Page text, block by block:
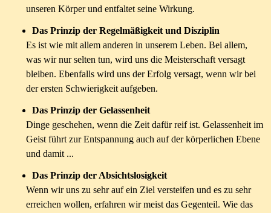
unseren Körper und entfaltet seine Wirkung.
Das Prinzip der Regelmäßigkeit und Disziplin
Es ist wie mit allem anderen in unserem Leben. Bei allem,
was wir nur selten tun, wird uns die Meisterschaft versagt
bleiben. Ebenfalls wird uns der Erfolg versagt, wenn wir bei
der ersten Schwierigkeit aufgeben.
Das Prinzip der Gelassenheit
Dinge geschehen, wenn die Zeit dafür reif ist. Gelassenheit im
Geist führt zur Entspannung auch auf der körperlichen Ebene
und damit ...
Das Prinzip der Absichtslosigkeit
Wenn wir uns zu sehr auf ein Ziel versteifen und es zu sehr
erreichen wollen, erfahren wir meist das Gegenteil. Wie das